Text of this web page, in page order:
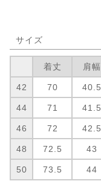
サイズ
着丈 肩幅
42 70 40.5
44 71 41.5
46 72 42.5
48 72.5 43
50 73.5 44